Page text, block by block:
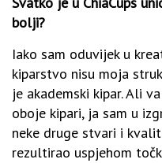
bolji?
Iako sam oduvijek u
kiparstvo nisu moja
je akademski kipar. Ali
oboje kipari, ja sam u
neke druge stvari i
rezultirao uspjehom